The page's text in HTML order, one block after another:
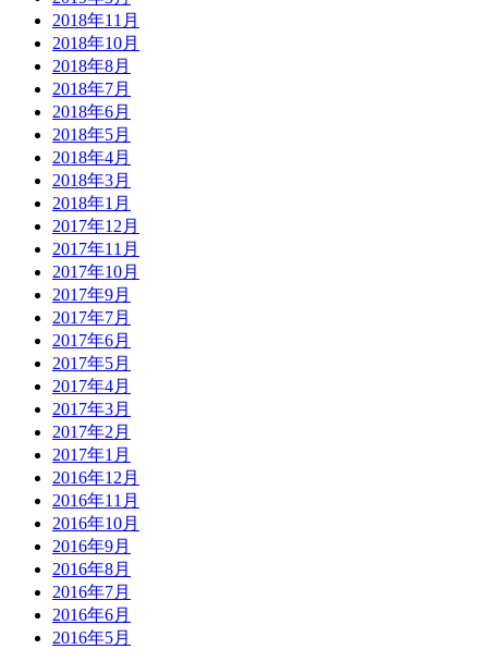
2018年11月
2018年10月
2018年8月
2018年7月
2018年6月
2018年5月
2018年4月
2018年3月
2018年1月
2017年12月
2017年11月
2017年10月
2017年9月
2017年7月
2017年6月
2017年5月
2017年4月
2017年3月
2017年2月
2017年1月
2016年12月
2016年11月
2016年10月
2016年9月
2016年8月
2016年7月
2016年6月
2016年5月